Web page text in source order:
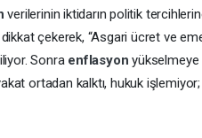
verilerinin iktidarın politik
çekerek, “Asgari ücret ve
Sonra enflasyonyükselmeye
ortadan kalktı, hukuk